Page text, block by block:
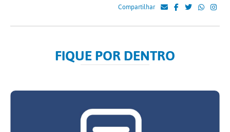
Compartilhar
FIQUE POR DENTRO